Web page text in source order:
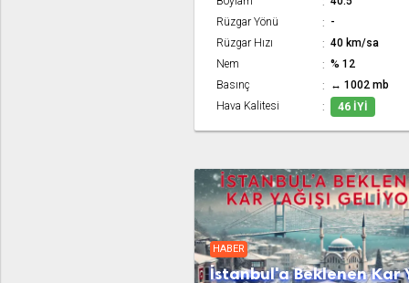
Rüzgar Yönü
-
Rüzgar Hızı
40 km/sa
Nem
% 12
Basınç
↔ 1002 mb
Hava Kalitesi
46 İYI
HABER
İstanbul'a Beklenen Kar